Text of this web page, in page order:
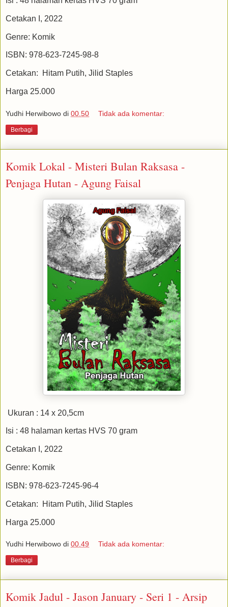
Cetakan I, 2022
Genre: Komik
ISBN: 978-623-7245-98-8
Cetakan: Hitam Putih, Jilid Staples
Harga 25.000
Yudhi Herwibowo di 00.50 Tidak ada komentar:
Berbagi
Komik Lokal - Misteri Bulan Raksasa -
Penjaga Hutan - Agung Faisal
Ukuran : 14 x 20,5cm
Isi : 48 halaman kertas HVS 70 gram
Cetakan I, 2022
Genre: Komik
ISBN: 978-623-7245-96-4
Cetakan: Hitam Putih, Jilid Staples
Harga 25.000
Yudhi Herwibowo di 00.49 Tidak ada komentar:
Berbagi
Komik Jadul - Jason January - Seri 1 - Arsip